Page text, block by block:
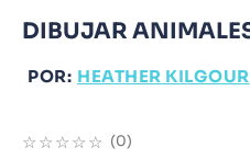
DIBUJAR
POR: HEATHER KILGOUR
☆☆☆☆☆ (0)
9. Infantil
10. Warhammer